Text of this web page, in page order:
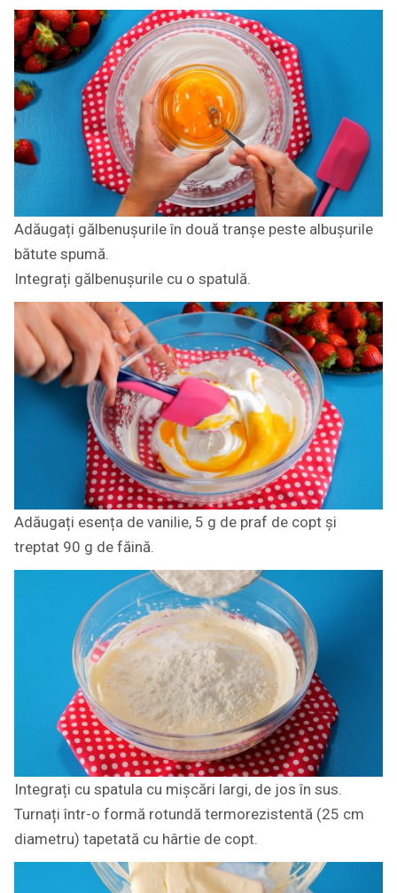
Adăugați gălbenușurile în două tranșe peste albușurile
bătute spumă.
Integrați gălbenușurile cu o spatulă.
Adăugați esența de vanilie, 5 g de praf de copt și
treptat 90 g de făină.
Integrați cu spatula cu mișcări largi, de jos în sus.
Turnați într-o formă rotundă termorezistentă (25 cm
diametru) tapetată cu hârtie de copt.